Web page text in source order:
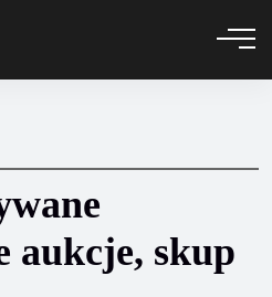
aukcje, skup